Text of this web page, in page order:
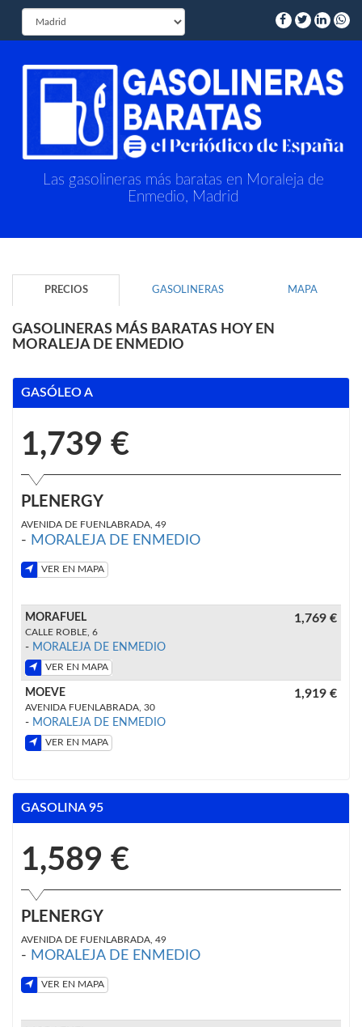
Las gasolineras más baratas en Moraleja de
Enmedio, Madrid
PRECIOS GASOLINERAS MAPA
GASOLINERAS MÁS BARATAS HOY EN
MORALEJA DE ENMEDIO
GASÓLEO A
1,739 €
PLENERGY
AVENIDA DE FUENLABRADA, 49
- MORALEJA DE ENMEDIO
VER EN MAPA
MORAFUEL
CALLE ROBLE, 6
- MORALEJA DE ENMEDIO
VER EN MAPA
1,769 €
MOEVE
AVENIDA FUENLABRADA, 30
- MORALEJA DE ENMEDIO
VER EN MAPA
1,919 €
GASOLINA 95
1,589 €
PLENERGY
AVENIDA DE FUENLABRADA, 49
- MORALEJA DE ENMEDIO
VER EN MAPA